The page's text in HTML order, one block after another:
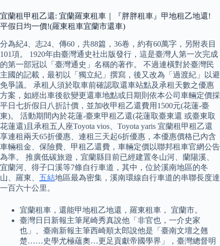
宜蘭租甲租乙還: 宜蘭羅東租車｜『胖胖租車』甲地租乙地還!
平假日均一價!(羅東租車宜蘭市還車)
分為紀4、志24、傳60，共88篇，36卷，約有60萬字，另附表目
101項。 1920年由臺灣通史社出版發行，這是臺灣人第一次完成
的第一部冠以「臺灣通史」名稱的著作。 不過連橫對於臺灣民
主國的記載，最初以「獨立紀」撰寫，後又改為「過渡紀」以避
免爭議。 承租人須於取車前確認取還車站點及承租天數之優惠
方案，如經出車後欲變更還車地點或日期則依本公司車輛定價採
平日七折假日八折計價，並加收甲租乙還費用1500元(花蓮-臺
東)。 活動期間內於花蓮-臺東甲租乙還(花蓮取臺東還 或臺東取
花蓮還)且承租五人座Toyota vios、Toyota yaris 宜蘭租甲租乙還
享連租兩天65折優惠、連租三天起6折優惠，本優惠價格已內含
車輛租金、保險費、甲租乙還費，車輛定價以聯邦租車官網公告
為準。 推廣低碳旅遊，宜蘭縣目前已經建置冬山河、蘭陽溪、
宜蘭河、得子口溪等7條自行車道，其中，位於溪南地區的冬
山、羅東、 五結地區最為密集，溪南環線自行車道的串聯長度達
一百六十公里。
宜蘭租車，還能甲地租乙地還，羅東租車， 宜蘭市。
臺灣日日新報主筆尾崎秀真說他「非官也，一介史家
也」、臺南新報主筆西崎順太郎說他是「臺南文壇之翹
楚……史學尤極蘊奧…更足貢獻帝國學界」，臺灣總督明